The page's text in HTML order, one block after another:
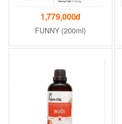
1,779,000đ
FUNNY (200ml)